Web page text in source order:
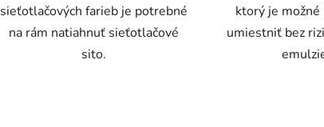
sieťotlačových farieb je potrebné
na rám natiahnuť sieťotlačové
sito.
ktorý je možné
umiestniť bez